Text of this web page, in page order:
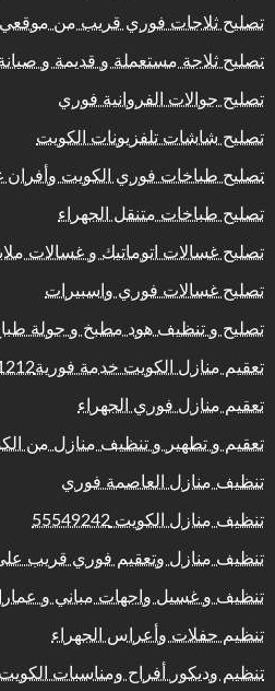
تصليح ثلاجات فوري قريب من موقعي
تصليح ثلاجة مستعملة و قديمة و
تصليح جوالات الفروانية فوري
تصليح شاشات تلفزيونات الكويت
تصليح طباخات فوري الكويت وأفران
تصليح طباخات متنقل الجهراء
تصليح غسالات اتوماتيك و غسالات
تصليح غسالات فوري واسبيرات
تصليح و تنظيف هود مطبخ و جولة
تعقيم منازل الكويت خدمة فورية65781212
تعقيم منازل فوري الجهراء
تعقيم و تطهير و تنظيف منازل من
تنظيف منازل العاصمة فوري
تنظيف منازل الكويت 55549242
تنظيف منازل وتعقيم فوري قريب
تنظيف و غسيل واجهات مباني و
تنظيم حفلات وأعراس الجهراء
تنظيم وديكور أفراح ومناسبات الكويت